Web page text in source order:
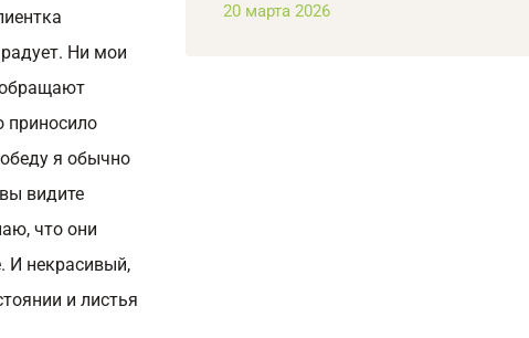
Ни мои
приносило
я обычно
видите
что они
И некрасивый,
и листья
20 марта 2026